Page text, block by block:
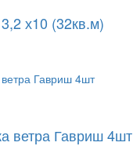
х10 (32кв.м)
ветра Гавриш 4шт